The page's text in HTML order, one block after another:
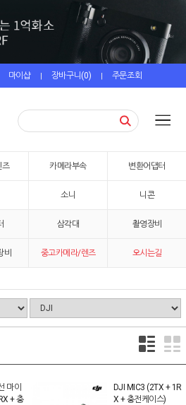
마이샵 | 장바구니(0) | 주문조회
즈 카메라부속 변환어댑터
소니 니콘
삼각대 촬영장비
비 중고카메라/렌즈 오시는길
마이
+ 충
DJI MIC3 (2TX + 1R
X + 충전케이스)